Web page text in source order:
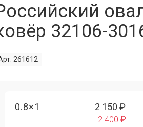
32106-
261612
0.8×1 2 150 ₽
2 400 ₽